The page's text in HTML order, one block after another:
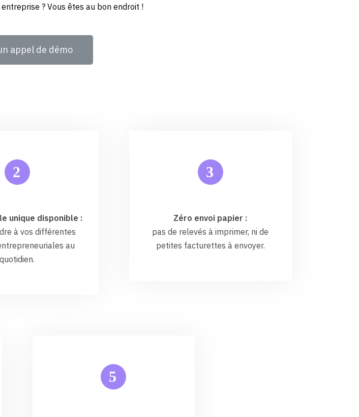
? Vous êtes au bon endroit !
appel de démo
2
unique disponible :
à vos différentes
au
quotidien.
3
Zéro envoi papier :
pas de relevés à imprimer, ni de
petites facturettes à envoyer.
5